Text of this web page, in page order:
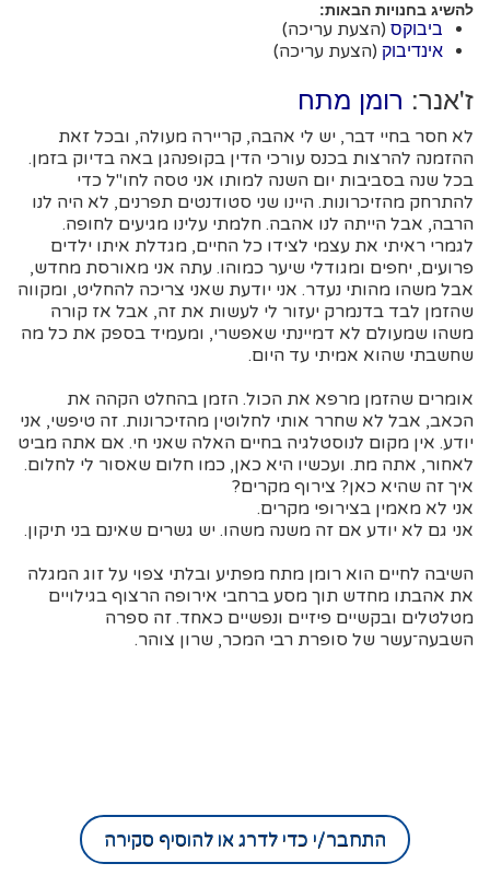
להשיג בחנויות הבאות:
ביבוקס (הצעת עריכה)
אינדיבוק (הצעת עריכה)
ז'אנר: רומן מתח
לא חסר בחיי דבר, יש לי אהבה, קריירה מעולה, ובכל זאת
ההזמנה להרצות בכנס עורכי הדין בקופנהגן באה בדיוק בזמן.
בכל שנה בסביבות יום השנה למותו אני טסה לחו"ל כדי
להתרחק מהזיכרונות. היינו שני סטודנטים תפרנים, לא היה לנו
הרבה, אבל הייתה לנו אהבה. חלמתי עלינו מגיעים לחופה.
לגמרי ראיתי את עצמי לצידו כל החיים, מגדלת איתו ילדים
פרועים, יחפים ומגודלי שיער כמוהו. עתה אני מאורסת מחדש,
אבל משהו מהותי נעדר. אני יודעת שאני צריכה להחליט, ומקווה
שהזמן לבד בדנמרק יעזור לי לעשות את זה, אבל אז קורה
משהו שמעולם לא דמיינתי שאפשרי, ומעמיד בספק את כל מה
שחשבתי שהוא אמיתי עד היום.
אומרים שהזמן מרפא את הכול. הזמן בהחלט הקהה את
הכאב, אבל לא שחרר אותי לחלוטין מהזיכרונות. זה טיפשי, אני
יודע. אין מקום לנוסטלגיה בחיים האלה שאני חי. אם אתה מביט
לאחור, אתה מת. ועכשיו היא כאן, כמו חלום שאסור לי לחלום.
איך זה שהיא כאן? צירוף מקרים?
אני לא מאמין בצירופי מקרים.
אני גם לא יודע אם זה משנה משהו. יש גשרים שאינם בני תיקון.
השיבה לחיים הוא רומן מתח מפתיע ובלתי צפוי על זוג המגלה
את אהבתו מחדש תוך מסע ברחבי אירופה הרצוף בגילויים
מטלטלים ובקשיים פיזיים ונפשיים כאחד. זה ספרה
השבעה־עשר של סופרת רבי המכר, שרון צוהר.
התחבר/י כדי לדרג או להוסיף סקירה